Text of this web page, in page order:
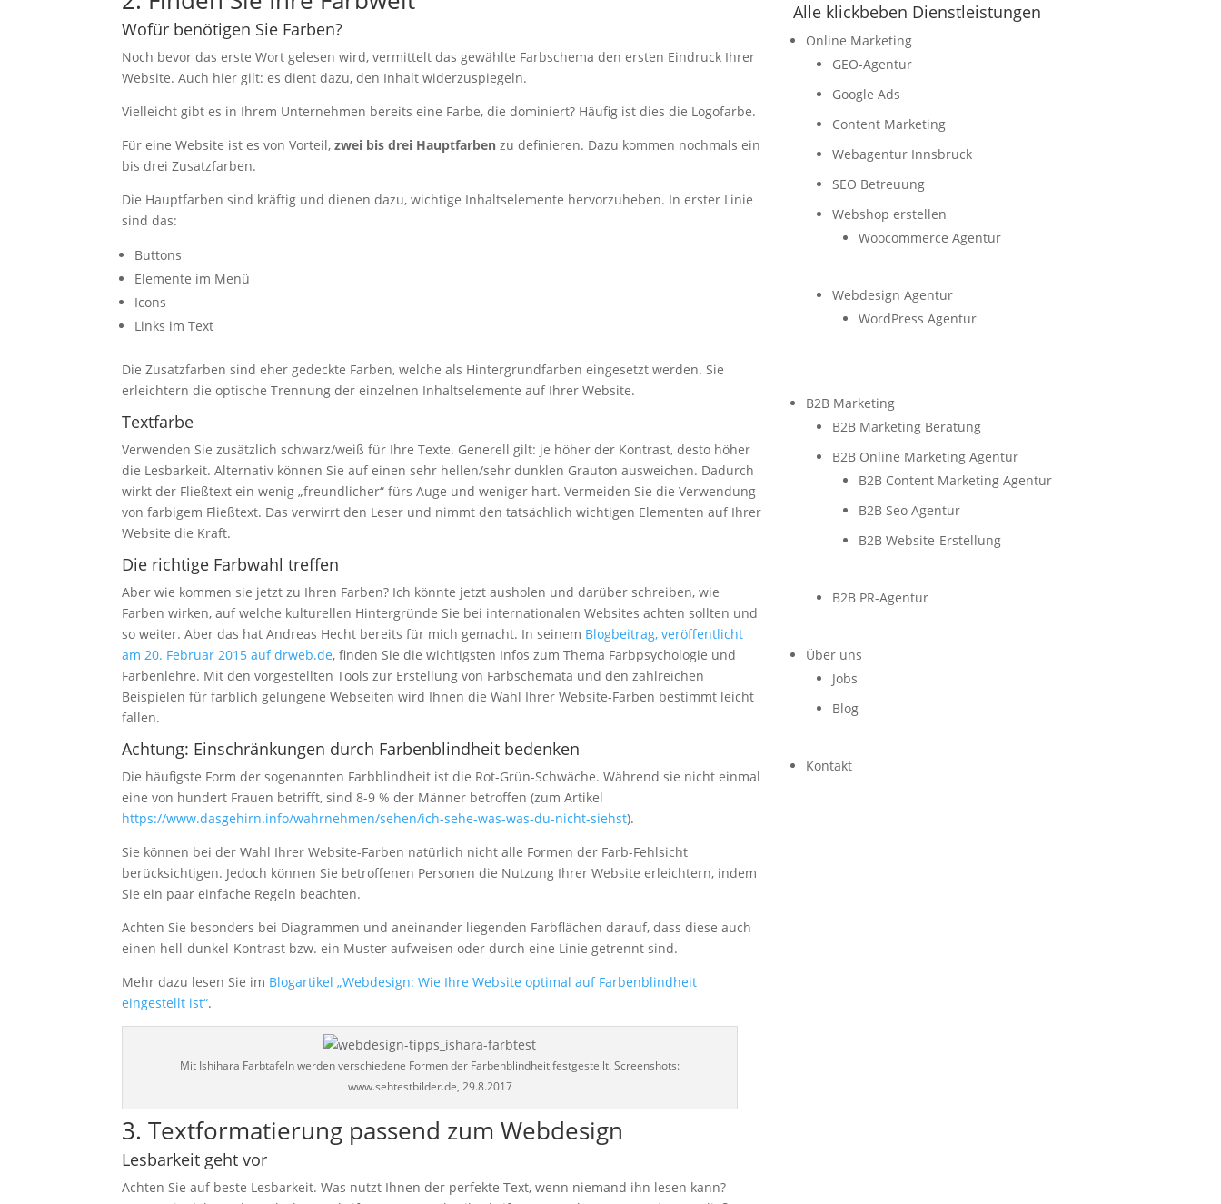
Wofür benötigen Sie Farben?
Noch bevor das erste Wort gelesen wird, vermittelt das gewählte Farbschema den ersten Eindruck Ihrer
Website. Auch hier gilt: es dient dazu, den Inhalt widerzuspiegeln.
Vielleicht gibt es in Ihrem Unternehmen bereits eine Farbe, die dominiert? Häufig ist dies die Logofarbe.
Für eine Website ist es von Vorteil,zwei bis drei Hauptfarben zu definieren. Dazu kommen nochmals ein
bis drei Zusatzfarben.
Die Hauptfarben sind kräftig und dienen dazu, wichtige Inhaltselemente hervorzuheben. In erster Linie
sind das:
Buttons
Elemente im Menü
Icons
Links im Text
Die Zusatzfarben sind eher gedeckte Farben, welche als Hintergrundfarben eingesetzt werden. Sie
erleichtern die optische Trennung der einzelnen Inhaltselemente auf Ihrer Website.
Textfarbe
Verwenden Sie zusätzlich schwarz/weiß für Ihre Texte. Generell gilt: je höher der Kontrast, desto höher
die Lesbarkeit. Alternativ können Sie auf einen sehr hellen/sehr dunklen Grauton ausweichen. Dadurch
wirkt der Fließtext ein wenig „freundlicher“ fürs Auge und weniger hart. Vermeiden Sie die Verwendung
von farbigem Fließtext. Das verwirrt den Leser und nimmt den tatsächlich wichtigen Elementen auf Ihrer
Website die Kraft.
Die richtige Farbwahl treffen
Aber wie kommen sie jetzt zu Ihren Farben? Ich könnte jetzt ausholen und darüber schreiben, wie
Farben wirken, auf welche kulturellen Hintergründe Sie bei internationalen Websites achten sollten und
so weiter. Aber das hat Andreas Hecht bereits für mich gemacht. In seinem Blogbeitrag, veröffentlicht
am 20. Februar 2015 auf drweb.de, finden Sie die wichtigsten Infos zum Thema Farbpsychologie und
Farbenlehre. Mit den vorgestellten Tools zur Erstellung von Farbschemata und den zahlreichen
Beispielen für farblich gelungene Webseiten wird Ihnen die Wahl Ihrer Website-Farben bestimmt leicht
fallen.
Achtung: Einschränkungen durch Farbenblindheit bedenken
Die häufigste Form der sogenannten Farbblindheit ist die Rot-Grün-Schwäche. Während sie nicht einmal
eine von hundert Frauen betrifft, sind 8-9 % der Männer betroffen (zum Artikel
https://www.dasgehirn.info/wahrnehmen/sehen/ich-sehe-was-was-du-nicht-siehst).
Sie können bei der Wahl Ihrer Website-Farben natürlich nicht alle Formen der Farb-Fehlsicht
berücksichtigen. Jedoch können Sie betroffenen Personen die Nutzung Ihrer Website erleichtern, indem
Sie ein paar einfache Regeln beachten.
Achten Sie besonders bei Diagrammen und aneinander liegenden Farbflächen darauf, dass diese auch
einen hell-dunkel-Kontrast bzw. ein Muster aufweisen oder durch eine Linie getrennt sind.
Mehr dazu lesen Sie im Blogartikel „Webdesign: Wie Ihre Website optimal auf Farbenblindheit
eingestellt ist“.
Mit Ishihara Farbtafeln werden verschiedene Formen der Farbenblindheit festgestellt. Screenshots:
www.sehtestbilder.de, 29.8.2017
3. Textformatierung passend zum Webdesign
Lesbarkeit geht vor
Achten Sie auf beste Lesbarkeit. Was nutzt Ihnen der perfekte Text, wenn niemand ihn lesen kann?
Alle klickbeben Dienstleistungen
Online Marketing
GEO-Agentur
Google Ads
Content Marketing
Webagentur Innsbruck
SEO Betreuung
Webshop erstellen
Woocommerce Agentur
Webdesign Agentur
WordPress Agentur
B2B Marketing
B2B Marketing Beratung
B2B Online Marketing Agentur
B2B Content Marketing Agentur
B2B Seo Agentur
B2B Website-Erstellung
B2B PR-Agentur
Über uns
Jobs
Blog
Kontakt